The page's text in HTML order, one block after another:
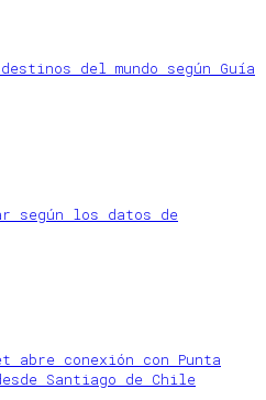
del mundo según Guía
según los datos de
abre conexión con Punta
Santiago de Chile